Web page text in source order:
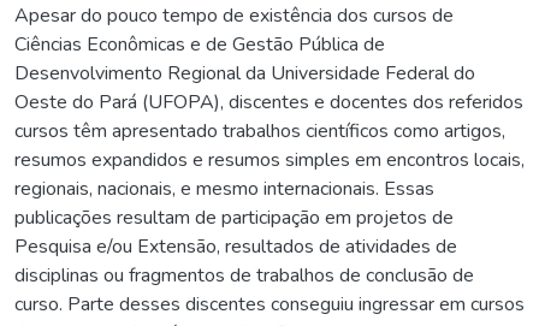
Apesar do pouco tempo de existência dos cursos de
Ciências Econômicas e de Gestão Pública de
Desenvolvimento Regional da Universidade Federal do
Oeste do Pará (UFOPA), discentes e docentes dos referidos
cursos têm apresentado trabalhos científicos como artigos,
resumos expandidos e resumos simples em encontros locais,
regionais, nacionais, e mesmo internacionais. Essas
publicações resultam de participação em projetos de
Pesquisa e/ou Extensão, resultados de atividades de
disciplinas ou fragmentos de trabalhos de conclusão de
curso. Parte desses discentes conseguiu ingressar em cursos